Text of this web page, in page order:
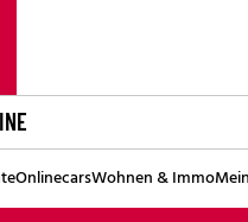
OnlinecarsWohnen & Immo